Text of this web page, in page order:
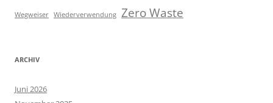
Wegweiser Wiederverwendung Zero Waste
ARCHIV
Juni 2026